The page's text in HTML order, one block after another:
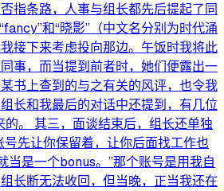
指条路，人事与组长都先后提起了同
和“晓影”（中文名分别为时代涌
接下来考虑投向那边。午饭时我将此
事，而当提到前者时，她们便露出一
书上查到的与之有关的风评，也令我
长和我最后的对话中还提到，有几位
的。 其三，面谈结束后，组长还单独
先让你保留着，让你后面找工作也
当是一个bonus。”那个账号是用我自
长断无法收回，但当晚，正当我还在